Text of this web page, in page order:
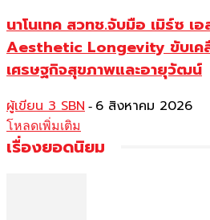
นาโนเทค สวทช.จับมือ เมิร์ซ เ
Aesthetic Longevity ขับเค
เศรษฐกิจสุขภาพและอายุวัฒน์
ผู้เขียน 3 SBN - 6 สิงหาคม 2026
โหลดเพิ่มเติม
เรื่องยอดนิยม